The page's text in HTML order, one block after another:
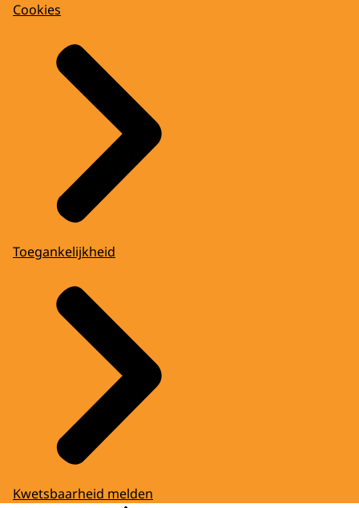
Cookies
Toegankelijkheid
Kwetsbaarheid melden